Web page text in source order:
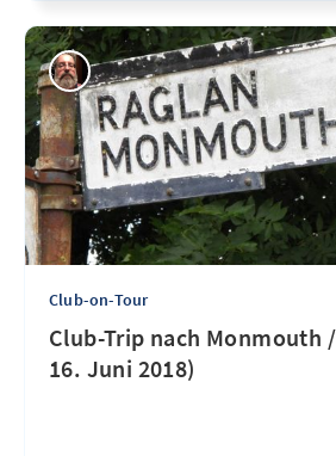
Club-on-Tour
Club-Trip nach Monmouth
16. Juni 2018)